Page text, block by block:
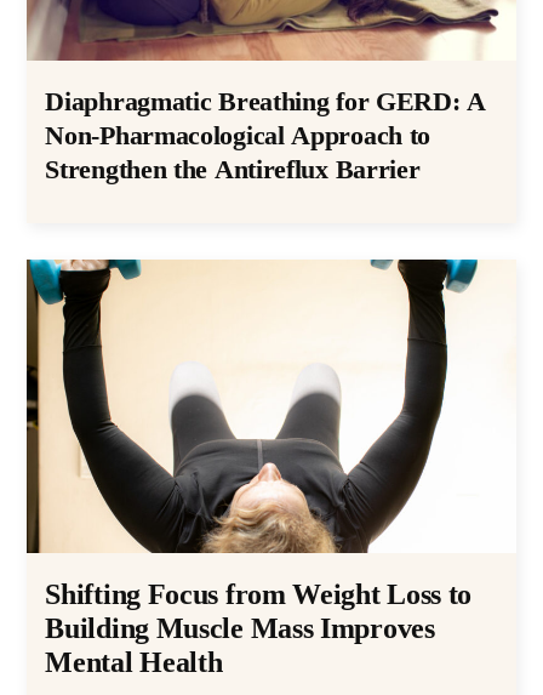
Diaphragmatic Breathing for GERD: A
Non-Pharmacological Approach to
Strengthen the Antireflux Barrier
Shifting Focus from Weight Loss to
Building Muscle Mass Improves
Mental Health